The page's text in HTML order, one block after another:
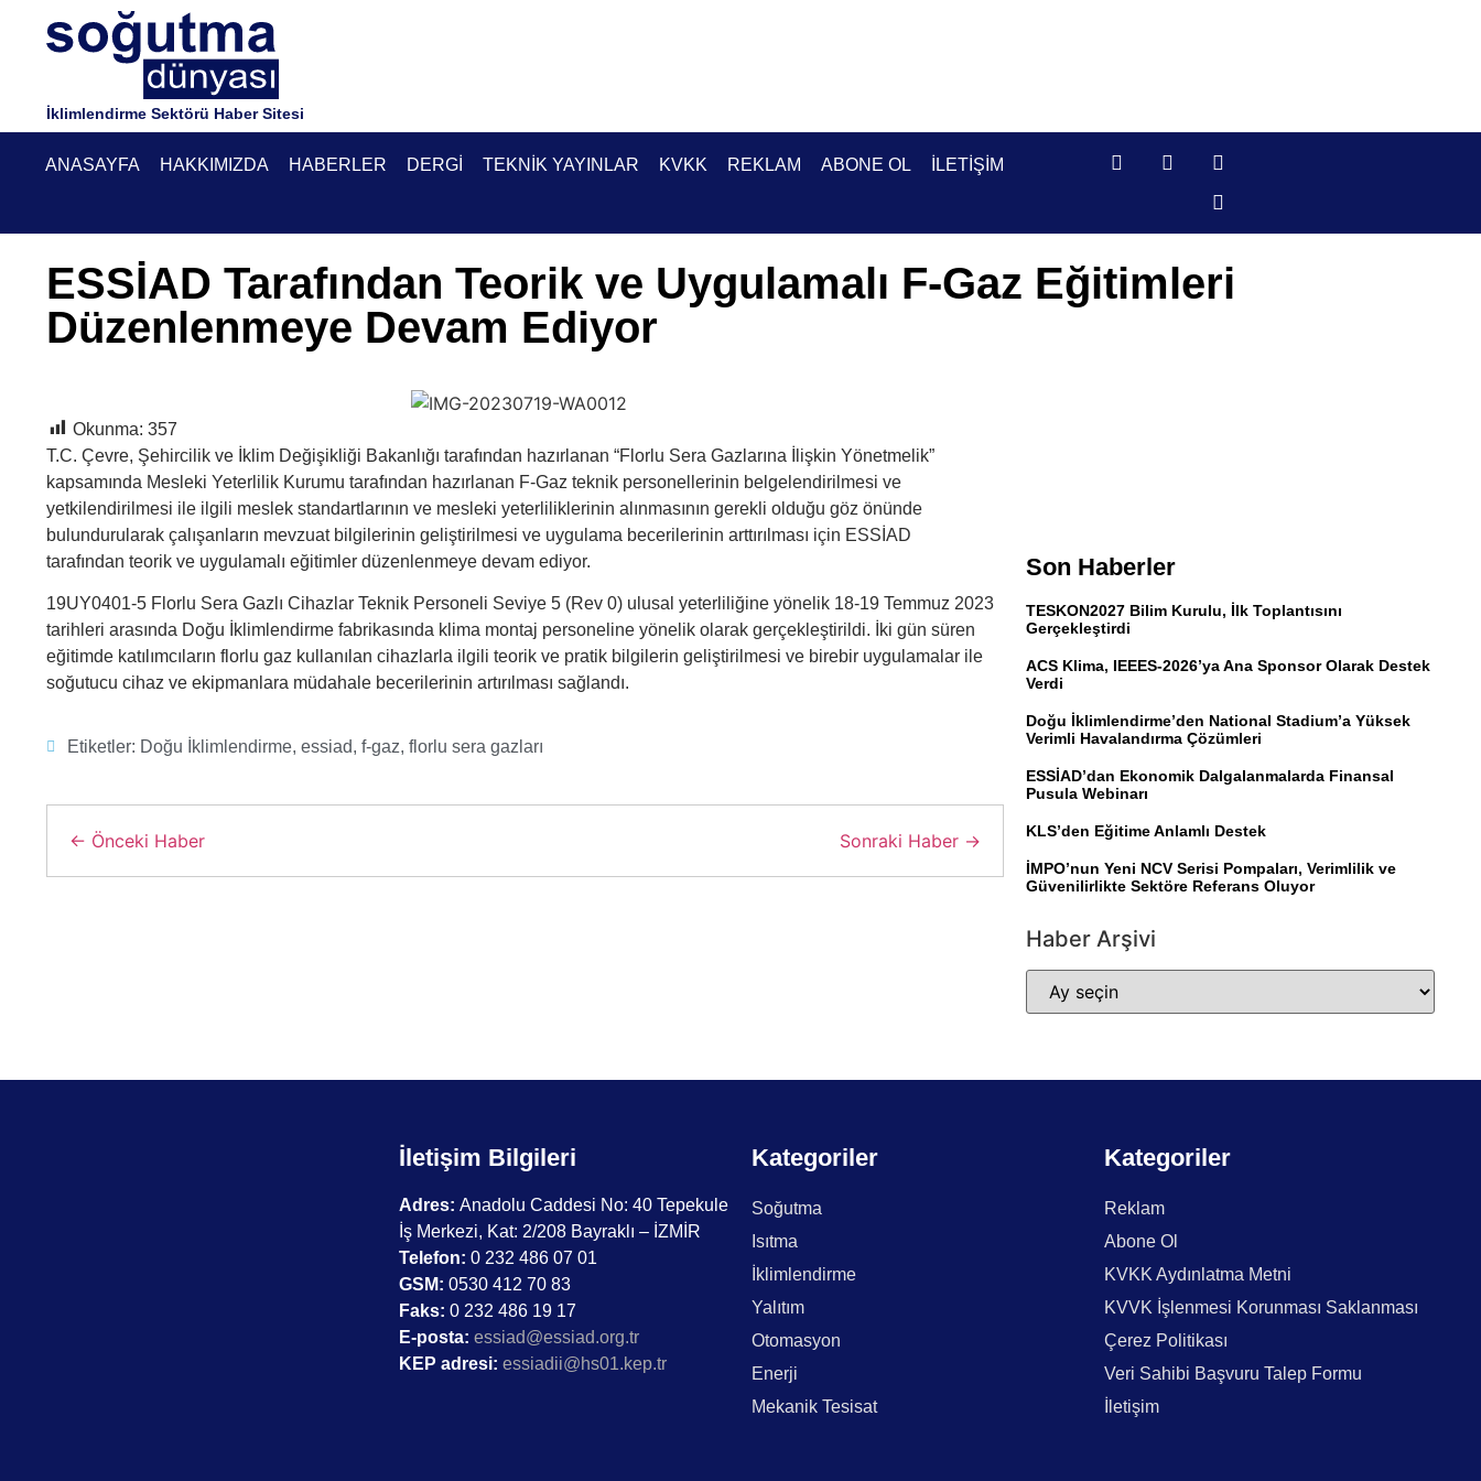
İklimlendirme Sektörü Haber Sitesi
ANASAYFA HAKKIMIZDA HABERLER DERGI TEKNIK YAYINLAR KVKK REKLAM ABONE OL İLETIŞIM
ESSİAD Tarafından Teorik ve Uygulamalı F-Gaz Eğitimleri
Düzenlenmeye Devam Ediyor
Okunma: 357
T.C. Çevre, Şehircilik ve İklim Değişikliği Bakanlığı tarafından hazırlanan “Florlu Sera Gazlarına İlişkin Yönetmelik”
kapsamında Mesleki Yeterlilik Kurumu tarafından hazırlanan F-Gaz teknik personellerinin belgelendirilmesi ve
yetkilendirilmesi ile ilgili meslek standartlarının ve mesleki yeterliliklerinin alınmasının gerekli olduğu göz önünde
bulundurularak çalışanların mevzuat bilgilerinin geliştirilmesi ve uygulama becerilerinin arttırılması için ESSİAD
tarafından teorik ve uygulamalı eğitimler düzenlenmeye devam ediyor.
19UY0401-5 Florlu Sera Gazlı Cihazlar Teknik Personeli Seviye 5 (Rev 0) ulusal yeterliliğine yönelik 18-19 Temmuz 2023
tarihleri arasında Doğu İklimlendirme fabrikasında klima montaj personeline yönelik olarak gerçekleştirildi. İki gün süren
eğitimde katılımcıların florlu gaz kullanılan cihazlarla ilgili teorik ve pratik bilgilerin geliştirilmesi ve birebir uygulamalar ile
soğutucu cihaz ve ekipmanlara müdahale becerilerinin artırılması sağlandı.
Etiketler: Doğu İklimlendirme, essiad, f-gaz, florlu sera gazları
← Önceki Haber Sonraki Haber →
Son Haberler
TESKON2027 Bilim Kurulu, İlk Toplantısını
Gerçekleştirdi
ACS Klima, IEEES-2026’ya Ana Sponsor Olarak Destek
Verdi
Doğu İklimlendirme’den National Stadium’a Yüksek
Verimli Havalandırma Çözümleri
ESSİAD’dan Ekonomik Dalgalanmalarda Finansal
Pusula Webinarı
KLS’den Eğitime Anlamlı Destek
İMPO’nun Yeni NCV Serisi Pompaları, Verimlilik ve
Güvenilirlikte Sektöre Referans Oluyor
Haber Arşivi
İletişim Bilgileri
Adres: Anadolu Caddesi No: 40 Tepekule
İş Merkezi, Kat: 2/208 Bayraklı – İZMİR
Telefon: 0 232 486 07 01
GSM: 0530 412 70 83
Faks: 0 232 486 19 17
E-posta: essiad@essiad.org.tr
KEP adresi: essiadii@hs01.kep.tr
Kategoriler
Soğutma
Isıtma
İklimlendirme
Yalıtım
Otomasyon
Enerji
Mekanik Tesisat
Kategoriler
Reklam
Abone Ol
KVKK Aydınlatma Metni
KVVK İşlenmesi Korunması Saklanması
Çerez Politikası
Veri Sahibi Başvuru Talep Formu
İletişim